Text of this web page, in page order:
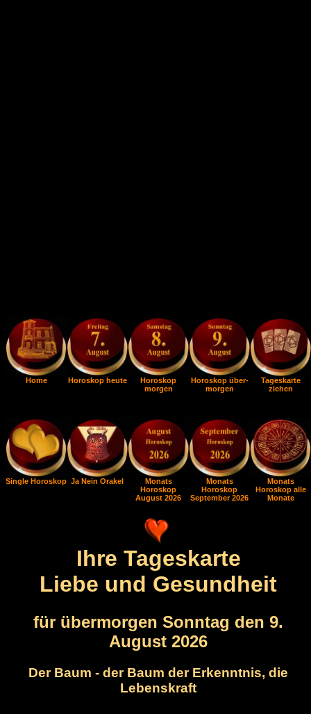
Home Horoskop heute
Horoskop
morgen
Horoskop über-
morgen
Tageskarte
ziehen
Single Horoskop Ja Nein Orakel
Monats
Horoskop
August 2026
Monats
Horoskop
September 2026
Monats
Horoskop alle
Monate
Ihre Tageskarte
Liebe und Gesundheit
für übermorgen Sonntag den 9.
August 2026
Der Baum - der Baum der Erkenntnis, die
Lebenskraft